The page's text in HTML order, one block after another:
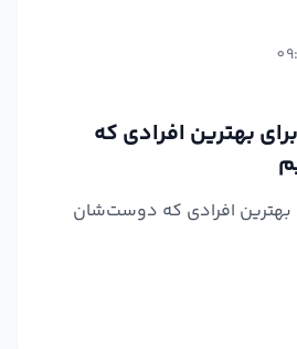
بهترین افرادی که
بهترین افرادی که دوست‌شان